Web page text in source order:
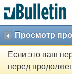
Просмотр
Если это ваш
перед